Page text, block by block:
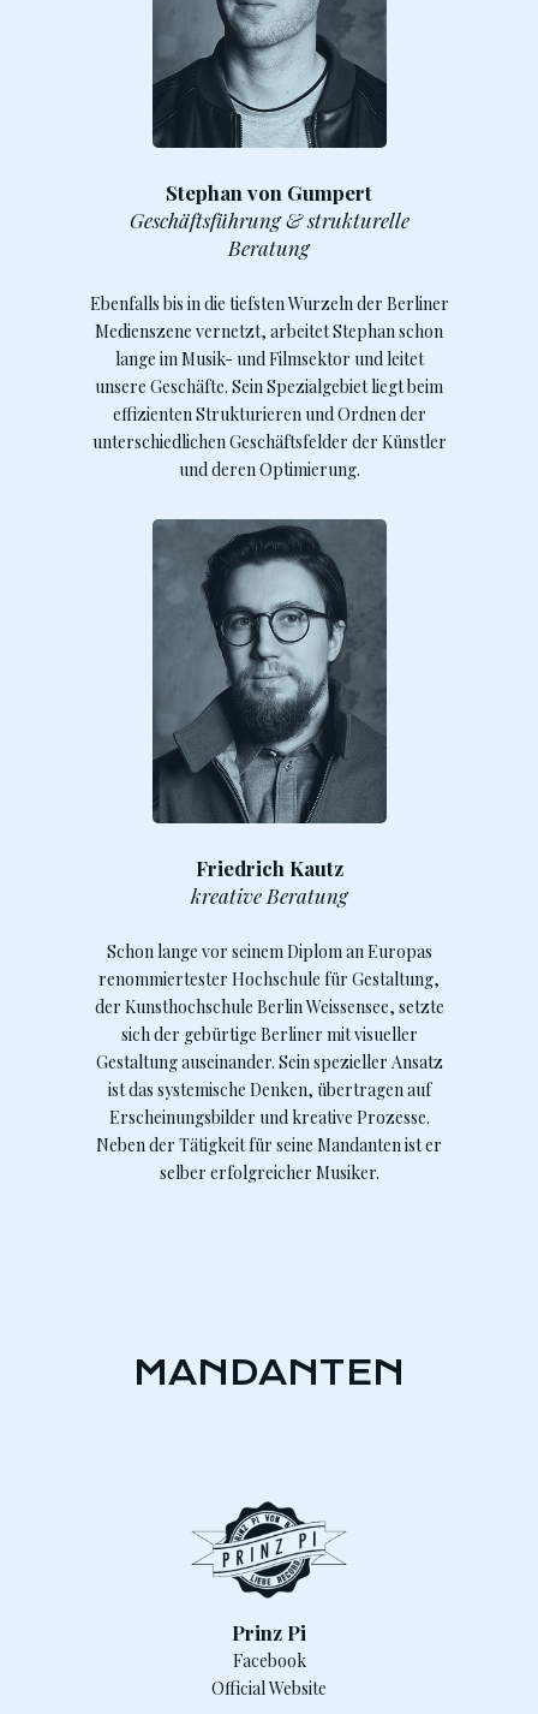
Stephan von Gumpert
Geschäftsführung & strukturelle
Beratung
Ebenfalls bis in die tiefsten Wurzeln der Berliner
Medienszene vernetzt, arbeitet Stephan schon
lange im Musik- und Filmsektor und leitet
unsere Geschäfte. Sein Spezialgebiet liegt beim
effizienten Strukturieren und Ordnen der
unterschiedlichen Geschäftsfelder der Künstler
und deren Optimierung.
Friedrich Kautz
kreative Beratung
Schon lange vor seinem Diplom an Europas
renommiertester Hochschule für Gestaltung,
der Kunsthochschule Berlin Weissensee, setzte
sich der gebürtige Berliner mit visueller
Gestaltung auseinander. Sein spezieller Ansatz
ist das systemische Denken, übertragen auf
Erscheinungsbilder und kreative Prozesse.
Neben der Tätigkeit für seine Mandanten ist er
selber erfolgreicher Musiker.
MANDANTEN
Prinz Pi
Facebook
Official Website